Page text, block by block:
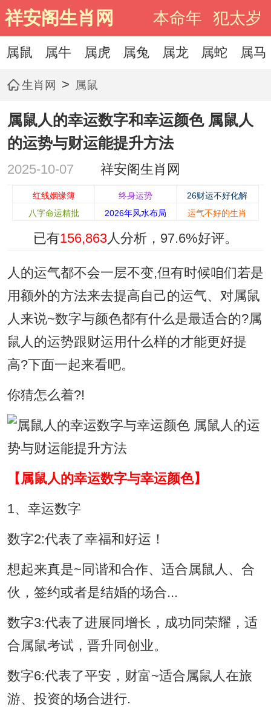
祥安阁生肖网 本命年 犯太岁
属鼠 属牛 属虎 属兔 属龙 属蛇 属马
生肖网 > 属鼠
属鼠人的幸运数字和幸运颜色 属鼠人
的运势与财运能提升方法
2025-10-07 祥安阁生肖网
红线姻缘簿 终身运势
26财运不好化解
八字命运精批
2026年风水布局 运气不好的生肖
已有156,863人分析， 97.6%好评。
人的运气都不会一层不变,但有时候咱们若是
用额外的方法来去提高自己的运气、对属鼠
人来说~数字与颜色都有什么是最适合的?属
鼠人的运势跟财运用什么样的才能更好提
高?下面一起来看吧。
你猜怎么着?!
【属鼠人的幸运数字与幸运颜色】
1、幸运数字
数字2:代表了幸福和好运！
想起来真是~同谐和合作、适合属鼠人、合
伙，签约或者是结婚的场合...
数字3:代表了进展同增长，成功同荣耀，适
合属鼠考试，晋升同创业。
数字6:代表了平安，财富~适合属鼠人在旅
游、投资的场合进行.